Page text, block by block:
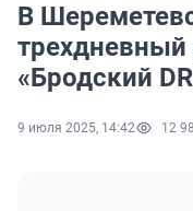
В
«Бродский
9 июля 2025, 14:42 12